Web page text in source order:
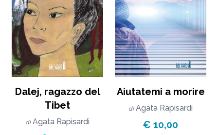
Dalej, ragazzo del
Tibet
di Agata Rapisardi
Aiutatemi a morire
di Agata Rapisardi
€ 10,00